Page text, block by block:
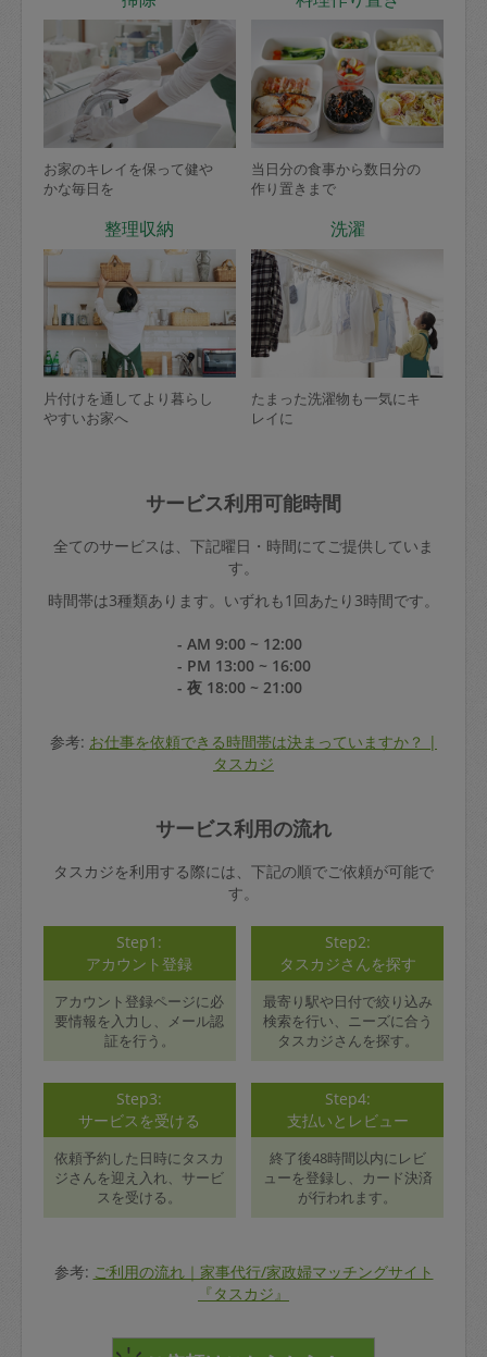
お家のキレイを保って健や
かな毎日を
当日分の食事から数日分の
作り置きまで
整理収納
片付けを通してより暮らし
やすいお家へ
洗濯
たまった洗濯物も一気にキ
レイに
サービス利用可能時間
全てのサービスは、下記曜日・時間にてご提供していま
す。
時間帯は3種類あります。いずれも1回あたり3時間です。
- AM 9:00 ~ 12:00
- PM 13:00 ~ 16:00
- 夜 18:00 ~ 21:00
参考: お仕事を依頼できる時間帯は決まっていますか？ |
タスカジ
サービス利用の流れ
タスカジを利用する際には、下記の順でご依頼が可能で
す。
Step1:
アカウント登録
アカウント登録ページに必
要情報を入力し、メール認
証を行う。
Step2:
タスカジさんを探す
最寄り駅や日付で絞り込み
検索を行い、ニーズに合う
タスカジさんを探す。
Step3:
サービスを受ける
依頼予約した日時にタスカ
ジさんを迎え入れ、サービ
スを受ける。
Step4:
支払いとレビュー
終了後48時間以内にレビ
ューを登録し、カード決済
が行われます。
参考: ご利用の流れ｜家事代行/家政婦マッチングサイト
『タスカジ』